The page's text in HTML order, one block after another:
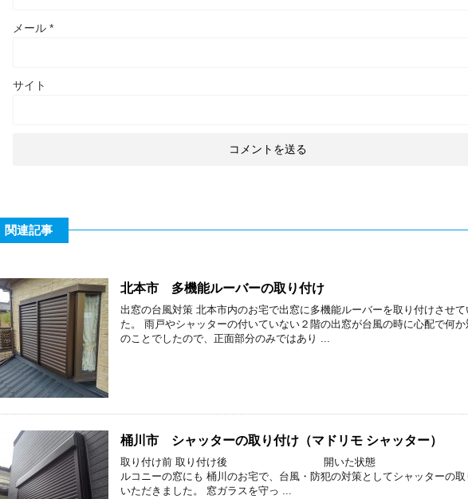
メール *
サイト
関連記事
北本市 多機能ルーバーの取り付け
出窓の台風対策 北本市内のお宅で出窓に多機能ルーバーを取り付けさせて
た。 雨戸やシャッターの付いていない２階の出窓が台風の時に心配で何か
のことでしたので、正面部分のみではあり ...
桶川市 シャッターの取り付け（マドリモ シャッター）
取り付け前 取り付け後 開いた状態 閉め
ルコニーの窓にも 桶川のお宅で、台風・防犯の対策としてシャッターの
いただきました。 窓ガラスを守っ ...